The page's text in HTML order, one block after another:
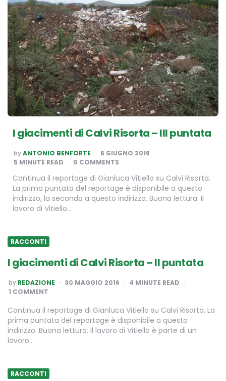
I giacimenti di Calvi Risorta – III puntata
POSTED
BY
byANTONIO BENFORTE
6 GIUGNO 2016
5 MINUTE READ 0 COMMENTS
Continua il reportage di Gianluca Vitiello su Calvi Risorta.
La prima puntata del reportage è disponibile a questo
indirizzo, la seconda a questo indirizzo. Buona lettura. Il
lavoro di Vitiello…
RACCONTI
I giacimenti di Calvi Risorta – II puntata
POSTED
BY
by REDAZIONE 30 MAGGIO 2016 4 MINUTE READ
1 COMMENT
Continua il reportage di Gianluca Vitiello su Calvi Risorta. La
prima puntata del reportage è disponibile a questo
indirizzo. Buona lettura. Il lavoro di Vitiello è parte di un
lavoro…
RACCONTI